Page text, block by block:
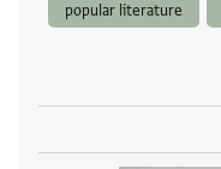
popular literature